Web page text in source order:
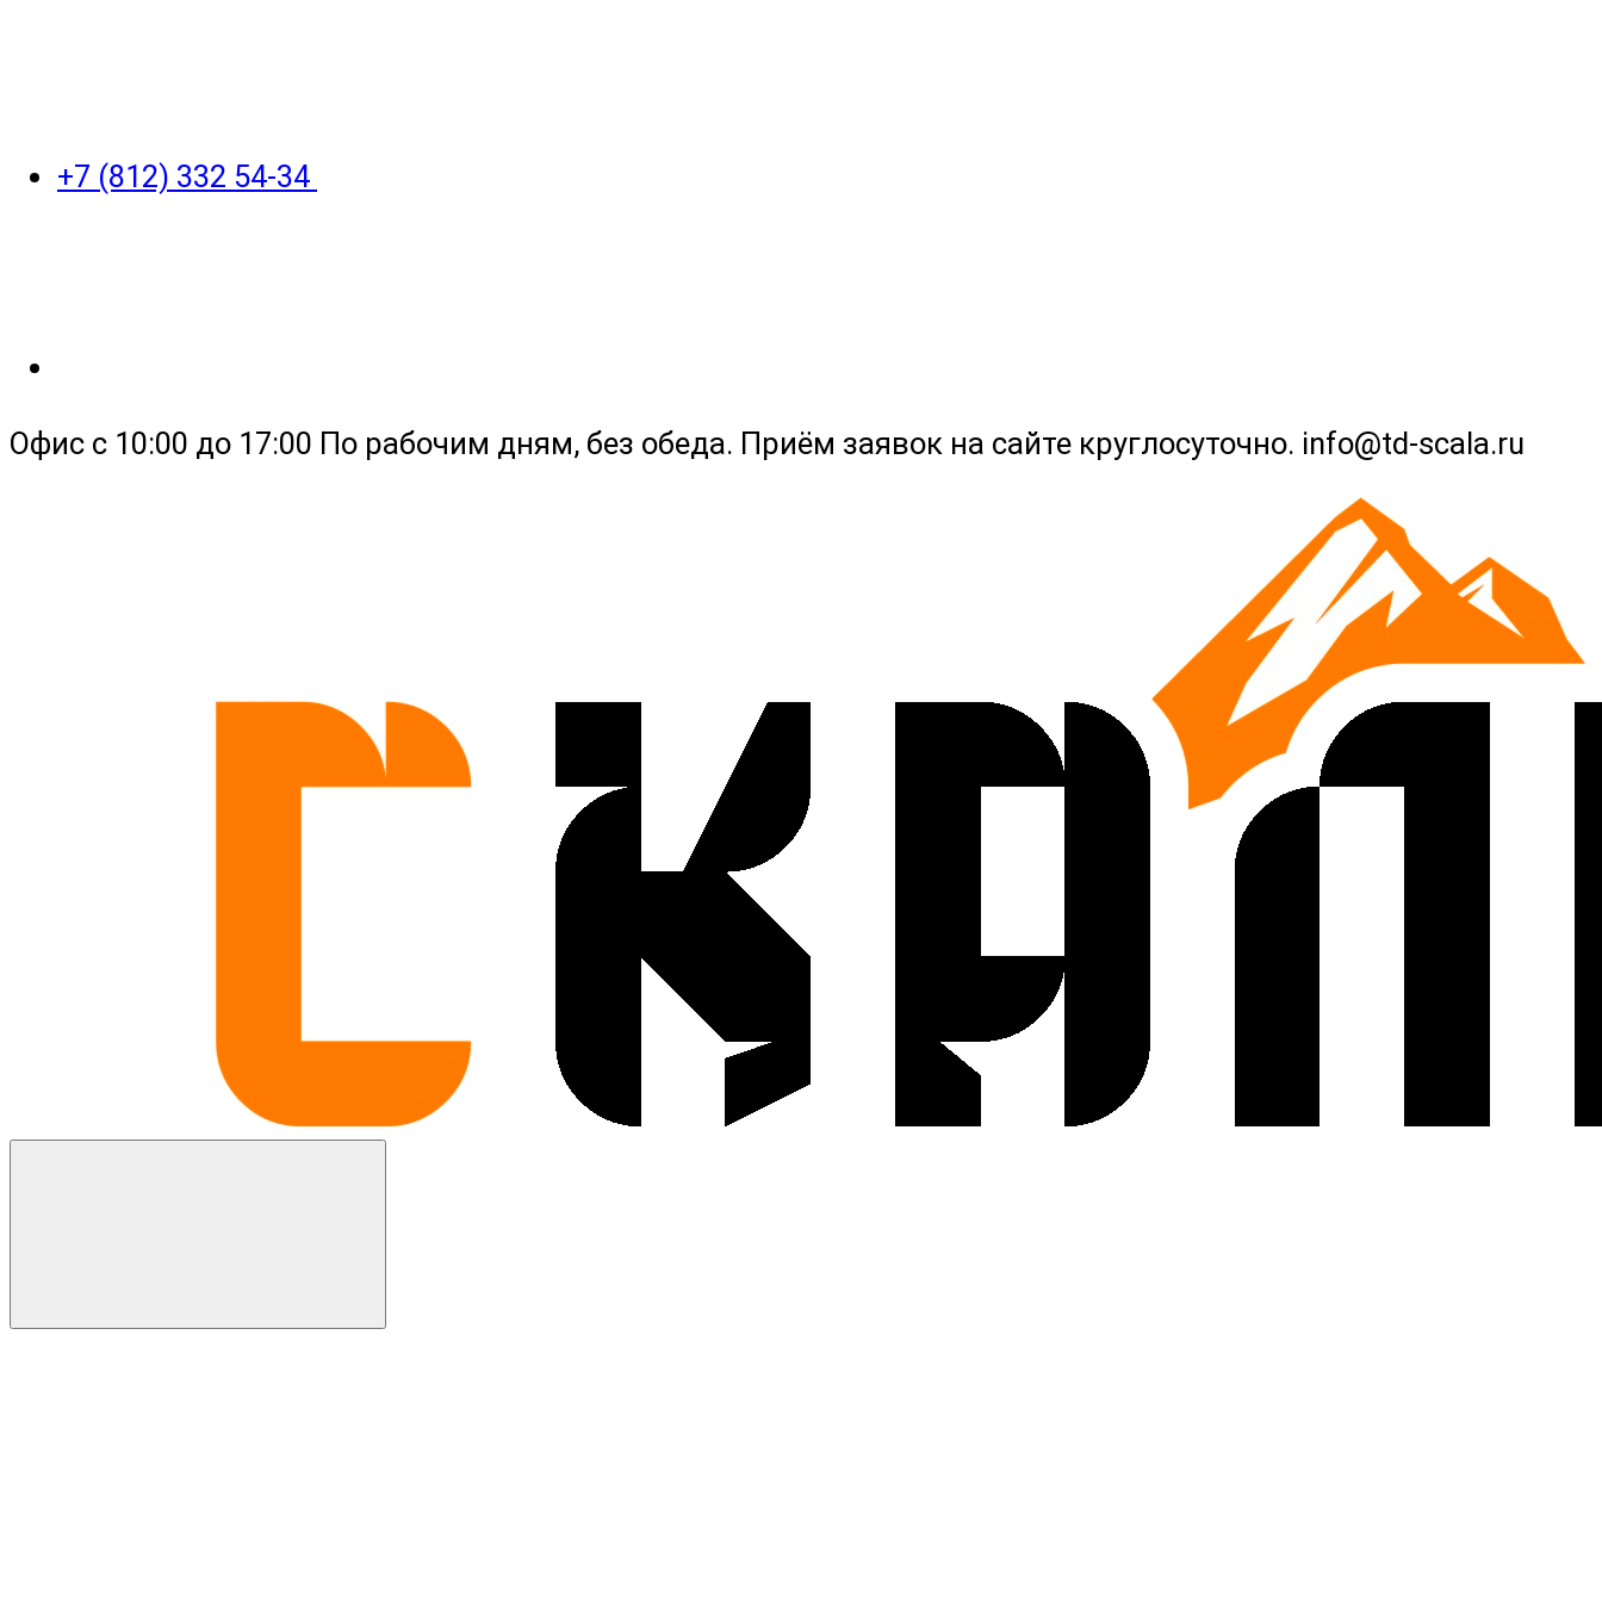
+7 (812) 332 54-34
Офис с 10:00 до 17:00 По рабочим дням, без обеда. Приём заявок на сайте круглосуточно. info@td-scala.ru